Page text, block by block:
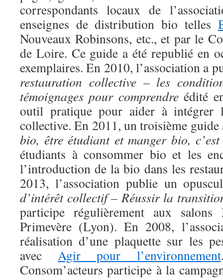
correspondants locaux de
enseignes de distribution bio telles
Nouveaux Robinsons, etc., et par le
de Loire. Ce guide a été republié en
exemplaires. En 2010, l’association a
restauration collective – les
témoignages pour comprendreédité
outil pratique pour aider à intégrer
collective. En 2011, un troisième
bio, être étudiant et manger bio,
étudiants à consommer bio et les
l’introduction de la bio dans les
2013, l’association publie un
d’intérêt collectif – Réussir la
participe régulièrement aux
Primevère (Lyon). En 2008,
réalisation d’une plaquette sur les
avecAgir pour l’environnement
Consom’acteurs participe à la